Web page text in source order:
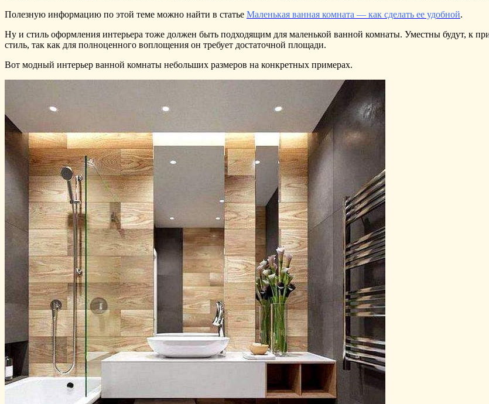
Полезную информацию по этой теме можно найти в статье Маленькая ванная комната — как сделать ее удобной.
Ну и стиль оформления интерьера тоже должен быть подходящим для маленькой ванной комнаты. Уместны будут, к
стиль, так как для полноценного воплощения он требует достаточной площади.
Вот модный интерьер ванной комнаты небольших размеров на конкретных примерах.